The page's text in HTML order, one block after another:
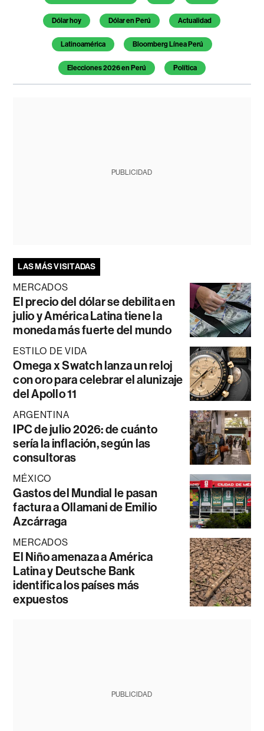
Dólar hoy Dólar en Perú Actualidad
Latinoamérica Bloomberg Línea Perú
Elecciones 2026 en Perú Política
PUBLICIDAD
LAS MÁS VISITADAS
MERCADOS
El precio del dólar se debilita en
julio y América Latina tiene la
moneda más fuerte del mundo
ESTILO DE VIDA
Omega x Swatch lanza un reloj
con oro para celebrar el alunizaje
del Apollo 11
ARGENTINA
IPC de julio 2026: de cuánto
sería la inflación, según las
consultoras
MÉXICO
Gastos del Mundial le pasan
factura a Ollamani de Emilio
Azcárraga
MERCADOS
El Niño amenaza a América
Latina y Deutsche Bank
identifica los países más
expuestos
PUBLICIDAD